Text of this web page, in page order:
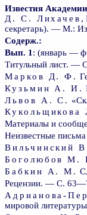
Известия
Д. С. Лихачев ,
секретарь). — М.:
Содерж.:
Вып. 1 : (январь —
Титульный лист. —
Марков Д. Ф.
Кузьмин А. И.
Львов А. С.
Кукольщикова
Материалы и
Неизвестные
Вильчинский
Боголюбов М.
Бабкин А. М.
Рецензии. — С.
Адрианова-
мировой